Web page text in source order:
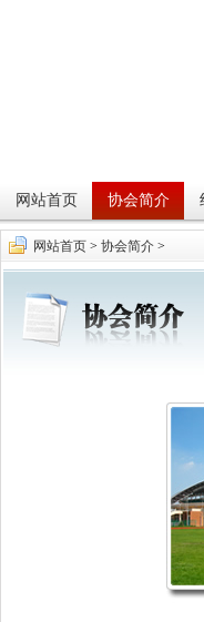
网站首页 协会简介
网站首页 > 协会简介 >